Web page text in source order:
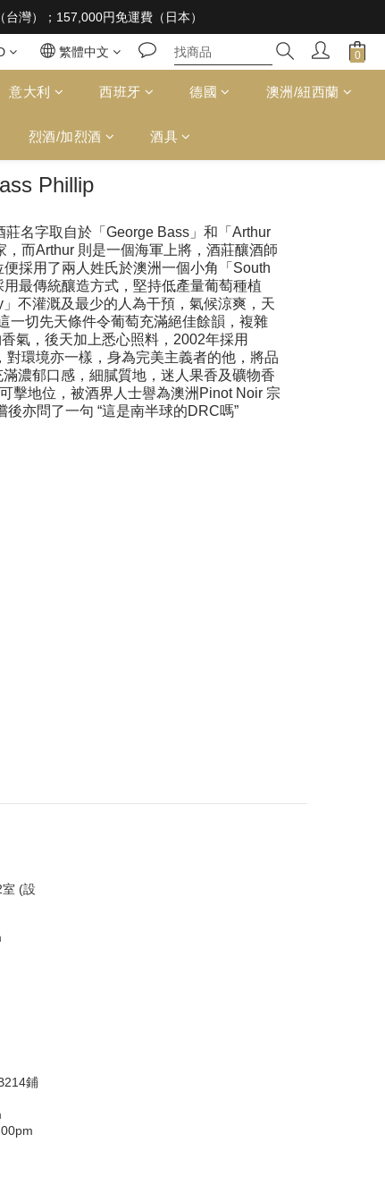
sold or supplied to a minor in the course of business
灣）；157,000円免運費（日本）
sold or supplied to a minor in the course of business
繁體中文
意大利 西班牙 德國 澳洲/紐西蘭
烈酒/加烈酒 酒具
Phillip
名字取自於「George Bass」和「Arthur
而Arthur 則是一個海軍上將，酒莊釀酒師
便採用了兩人姓氏於澳洲一個小角「South
最傳統釀造方式，堅持低產量葡萄種植
不灌溉及最少的人為干預，氣候涼爽，天
一切先天條件令葡萄充滿絕佳餘韻，複雜
氣，後天加上悉心照料，2002年採用
對環境亦一樣，身為完美主義者的他，將品
濃郁口感，細膩質地，迷人果香及礦物香
擊地位，被酒界人士譽為澳洲Pinot Noir 宗
亦問了一句 “這是南半球的DRC嗎”
(設
鋪